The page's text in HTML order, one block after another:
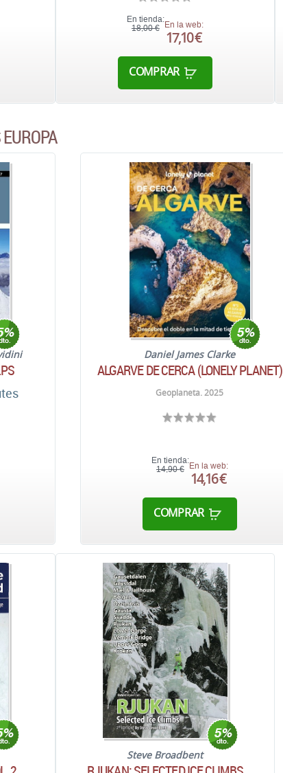
En tienda:
18,00 € En la web:
17,10 €
COMPRAR
Daniel James Clarke
ALGARVE DE CERCA (LONELY PLANET)
Geoplaneta. 2025
En tienda:
14,90 € En la web:
14,16 €
COMPRAR
Steve Broadbent